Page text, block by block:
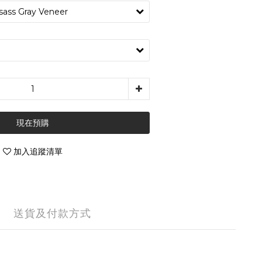
現在預購
加入追蹤清單
送貨及付款方式